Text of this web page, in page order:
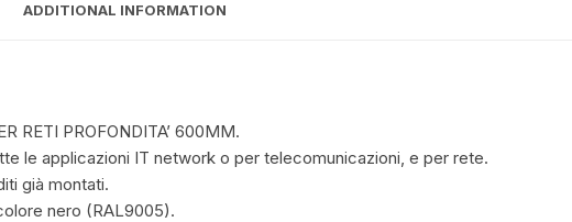
ADDITIONAL INFORMATION
RETI PROFONDITA’ 600MM.
le applicazioni IT network o per telecomunicazioni, e per rete.
già montati.
nero (RAL9005).